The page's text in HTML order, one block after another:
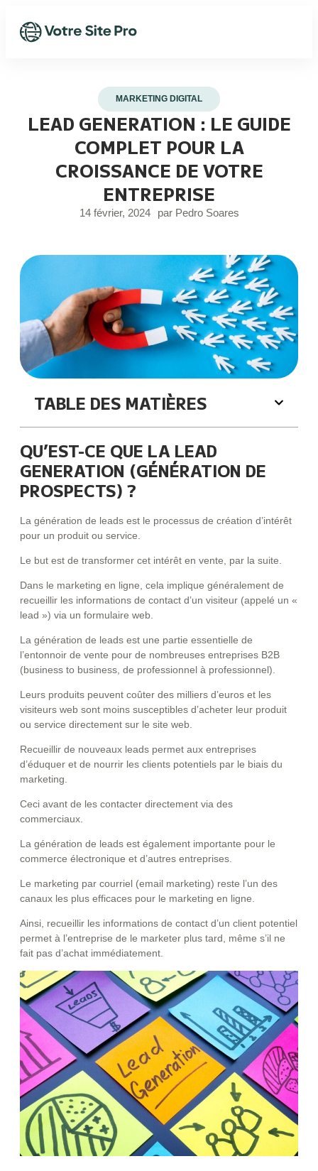
MARKETING DIGITAL
LEAD GENERATION : LE GUIDE
COMPLET POUR LA
CROISSANCE DE VOTRE
ENTREPRISE
14 février, 2024 par Pedro Soares
TABLE DES MATIÈRES
QU’EST-CE QUE LA LEAD
GENERATION (GÉNÉRATION DE
PROSPECTS) ?
La génération de leads est le processus de création d’intérêt
pour un produit ou service.
Le but est de transformer cet intérêt en vente, par la suite.
Dans le marketing en ligne, cela implique généralement de
recueillir les informations de contact d’un visiteur (appelé un «
lead ») via un formulaire web.
La génération de leads est une partie essentielle de
l’entonnoir de vente pour de nombreuses entreprises B2B
(business to business, de professionnel à professionnel).
Leurs produits peuvent coûter des milliers d’euros et les
visiteurs web sont moins susceptibles d’acheter leur produit
ou service directement sur le site web.
Recueillir de nouveaux leads permet aux entreprises
d’éduquer et de nourrir les clients potentiels par le biais du
marketing.
Ceci avant de les contacter directement via des
commerciaux.
La génération de leads est également importante pour le
commerce électronique et d’autres entreprises.
Le marketing par courriel (email marketing) reste l’un des
canaux les plus efficaces pour le marketing en ligne.
Ainsi, recueillir les informations de contact d’un client potentiel
permet à l’entreprise de le marketer plus tard, même s’il ne
fait pas d’achat immédiatement.